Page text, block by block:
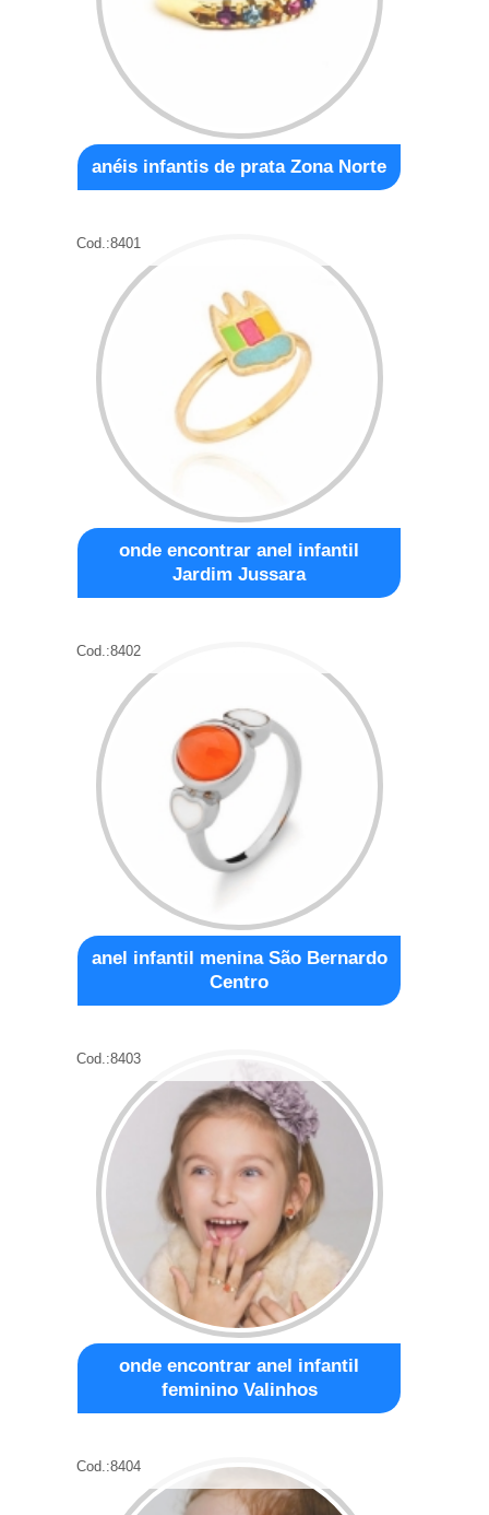
anéis infantis de prata Zona Norte
Cod.:8401
onde encontrar anel infantil
Jardim Jussara
Cod.:8402
anel infantil menina São Bernardo
Centro
Cod.:8403
onde encontrar anel infantil
feminino Valinhos
Cod.:8404